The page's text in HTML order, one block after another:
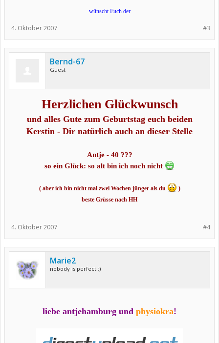
wünscht Euch der
#3
4. Oktober 2007
Bernd-67
Guest
Herzlichen Glückwunsch
und alles Gute zum Geburtstag euch beiden
Kerstin - Dir natürlich auch an dieser Stelle
Antje - 40 ???
so ein Glück: so alt bin ich noch nicht
( aber ich bin nicht mal zwei Wochen jünger als du
)
beste Grüsse nach HH
#4
4. Oktober 2007
Marie2
nobody is perfect ;)
liebe antjehamburg und physiokra!